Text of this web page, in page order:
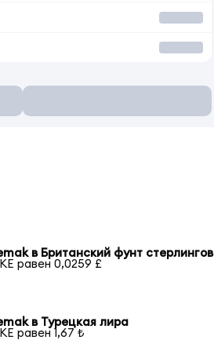
в Британский фунт стерлингов
равен 0,0259 £
в Турецкая лира
равен 1,67 ₺